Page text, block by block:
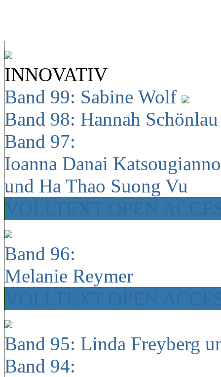
INNOVATIV
Band 99: Sabine Wolf
Band 98: Hannah
Band 97:
Ioanna Danai
und Ha Thao Suong Vu
Band 96:
Melanie Reymer
Band 95: Linda Freyberg
Band 94: